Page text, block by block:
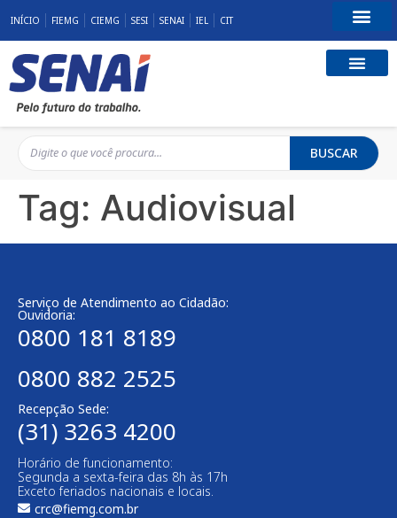
INÍCIO FIEMG CIEMG SESI SENAI IEL CIT
BUSCAR
Tag: Audiovisual
Serviço de Atendimento ao Cidadão:
Ouvidoria:
0800 181 8189
0800 882 2525
Recepção Sede:
(31) 3263 4200
Horário de funcionamento:
Segunda a sexta-feira das 8h às 17h
Exceto feriados nacionais e locais.
crc@fiemg.com.br